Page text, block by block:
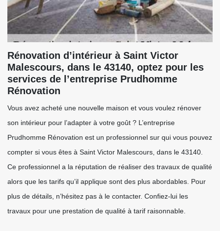
Rénovation d’intérieur à Saint Victor
Malescours, dans le 43140, optez pour les
services de l’entreprise Prudhomme
Rénovation
Vous avez acheté une nouvelle maison et vous voulez rénover
son intérieur pour l’adapter à votre goût ? L’entreprise
Prudhomme Rénovation est un professionnel sur qui vous pouvez
compter si vous êtes à Saint Victor Malescours, dans le 43140.
Ce professionnel a la réputation de réaliser des travaux de qualité
alors que les tarifs qu’il applique sont des plus abordables. Pour
plus de détails, n’hésitez pas à le contacter. Confiez-lui les
travaux pour une prestation de qualité à tarif raisonnable.